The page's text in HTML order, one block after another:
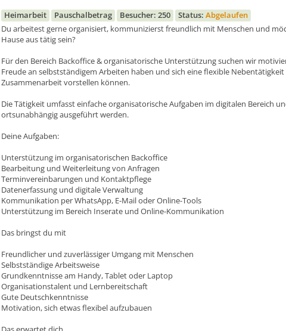
Heimarbeit Pauschalbetrag Besucher: 250 Status: Abgelaufen
Du arbeitest gerne organisiert, kommunizierst freundlich mit Menschen und
Hause aus tätig sein?
Für den Bereich Backoffice & organisatorische Unterstützung suchen wir
Freude an selbstständigem Arbeiten haben und sich eine flexible
Zusammenarbeit vorstellen können.
Die Tätigkeit umfasst einfache organisatorische Aufgaben im digitalen Bereich
ortsunabhängig ausgeführt werden.
Deine Aufgaben:
Unterstützung im organisatorischen Backoffice
Bearbeitung und Weiterleitung von Anfragen
Terminvereinbarungen und Kontaktpflege
Datenerfassung und digitale Verwaltung
Kommunikation per WhatsApp, E-Mail oder Online-Tools
Unterstützung im Bereich Inserate und Online-Kommunikation
Das bringst du mit
Freundlicher und zuverlässiger Umgang mit Menschen
Selbstständige Arbeitsweise
Grundkenntnisse am Handy, Tablet oder Laptop
Organisationstalent und Lernbereitschaft
Gute Deutschkenntnisse
Motivation, sich etwas flexibel aufzubauen